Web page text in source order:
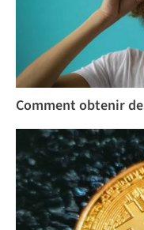
Comment obtenir